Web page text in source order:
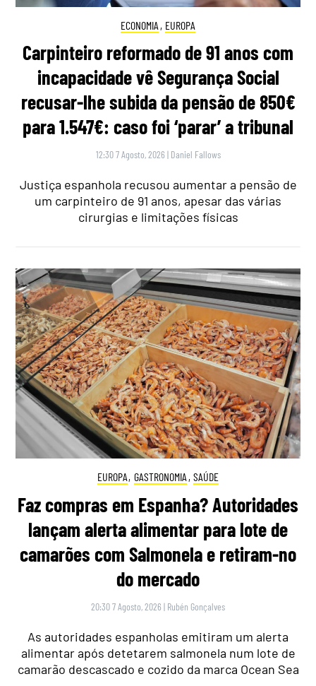
ECONOMIA , EUROPA
Carpinteiro reformado de 91 anos com
incapacidade vê Segurança Social
recusar-lhe subida da pensão de 850€
para 1.547€: caso foi ‘parar’ a tribunal
12:30 7 Agosto, 2026 | Daniel Fallows
Justiça espanhola recusou aumentar a pensão de
um carpinteiro de 91 anos, apesar das várias
cirurgias e limitações físicas
EUROPA, GASTRONOMIA , SAÚDE
Faz compras em Espanha? Autoridades
lançam alerta alimentar para lote de
camarões com Salmonela e retiram-no
do mercado
20:30 7 Agosto, 2026 | Rubén Gonçalves
As autoridades espanholas emitiram um alerta
alimentar após detetarem salmonela num lote de
camarão descascado e cozido da marca Ocean Sea